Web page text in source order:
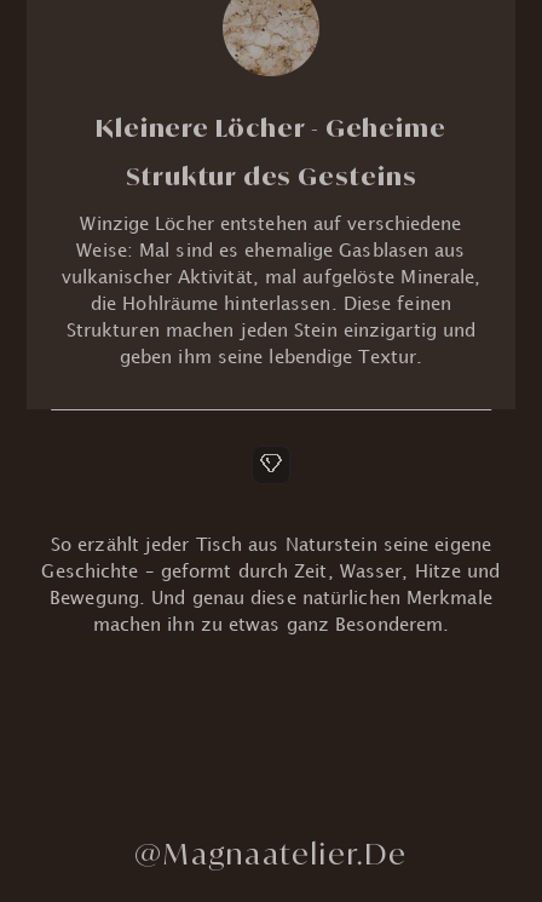
Kleinere Löcher - Geheime
Struktur des Gesteins
Winzige Löcher entstehen auf verschiedene
Weise: Mal sind es ehemalige Gasblasen aus
vulkanischer Aktivität, mal aufgelöste Minerale,
die Hohlräume hinterlassen. Diese feinen
Strukturen machen jeden Stein einzigartig und
geben ihm seine lebendige Textur.
So erzählt jeder Tisch aus Naturstein seine eigene
Geschichte – geformt durch Zeit, Wasser, Hitze und
Bewegung. Und genau diese natürlichen Merkmale
machen ihn zu etwas ganz Besonderem.
@Magnaatelier.de